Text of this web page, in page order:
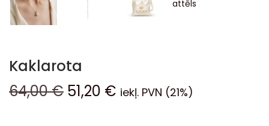
Kaklarota
64,00€ 51,20 € iekļ. PVN (21%)